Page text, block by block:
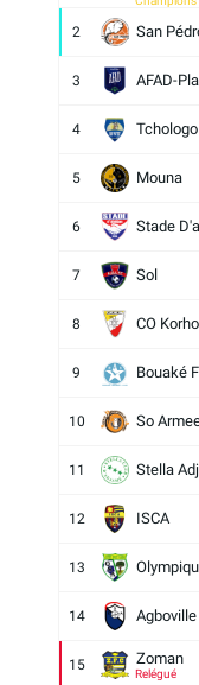
2 San
3 AFAD-
4 Tchologo
5 Mouna
6 Stade
7 Sol
8 CO
9 Bouaké
10 So
11 Stella
12 ISCA
13
14 Agboville
15 Zoman
Relégué